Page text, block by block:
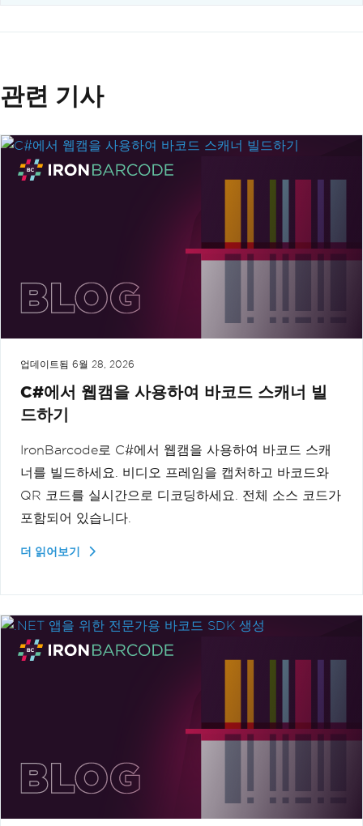
관련 기사
업데이트됨 6월 28, 2026
C#에서 웹캠을 사용하여 바코드 스캐너 빌
드하기
IronBarcode로 C#에서 웹캠을 사용하여 바코드 스캐
너를 빌드하세요. 비디오 프레임을 캡처하고 바코드와
QR 코드를 실시간으로 디코딩하세요. 전체 소스 코드가
포함되어 있습니다.
더 읽어보기